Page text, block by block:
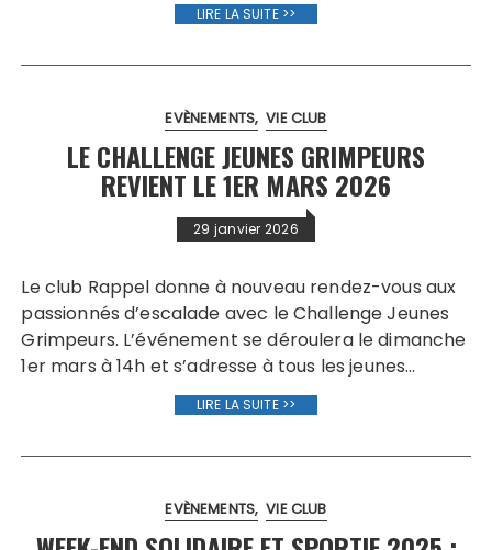
LIRE LA SUITE >>
EVÈNEMENTS VIE CLUB
LE CHALLENGE JEUNES GRIMPEURS
REVIENT LE 1ER MARS 2026
29 janvier 2026
Le club Rappel donne à nouveau rendez-vous aux
passionnés d’escalade avec le Challenge Jeunes
Grimpeurs. L’événement se déroulera le dimanche
1er mars à 14h et s’adresse à tous les jeunes…
LIRE LA SUITE >>
EVÈNEMENTS VIE CLUB